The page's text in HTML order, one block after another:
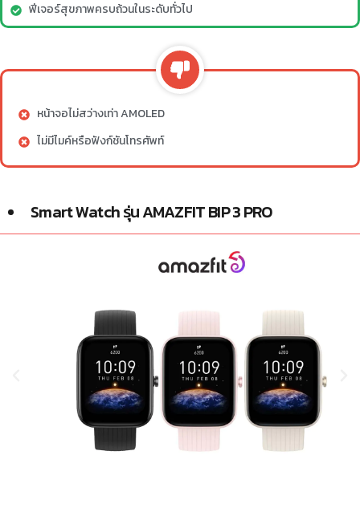
ฟีเจอร์สุขภาพครบถ้วนในระดับทั่วไป
หน้าจอไม่สว่างเท่า AMOLED
ไม่มีไมค์หรือฟังก์ชันโทรศัพท์
Smart Watch รุ่น AMAZFIT BIP 3 PRO